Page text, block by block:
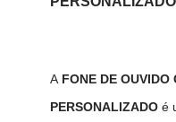
A FONE DE OUVIDO
PERSONALIZADO é